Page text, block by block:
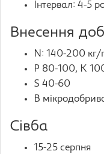
Інтервал: 4-5
Внесення
N: 140-200 кг/
P 80-100, K
S 40-60
B
Сівба
15-25 серпня